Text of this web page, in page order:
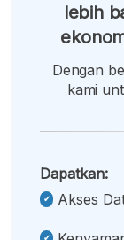
lebih
Dengan
kami
Dapatkan:
Akses